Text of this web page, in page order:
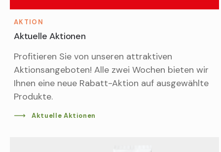
AKTION
Aktuelle Aktionen
Profitieren Sie von unseren attraktiven
Aktionsangeboten! Alle zwei Wochen bieten wir
Ihnen eine neue Rabatt-Aktion auf ausgewählte
Produkte.
Aktuelle Aktionen